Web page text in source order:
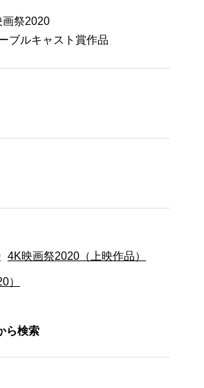
祭2020
ブルキャスト賞作品
4K映画祭2020（上映作品）
）
ら検索